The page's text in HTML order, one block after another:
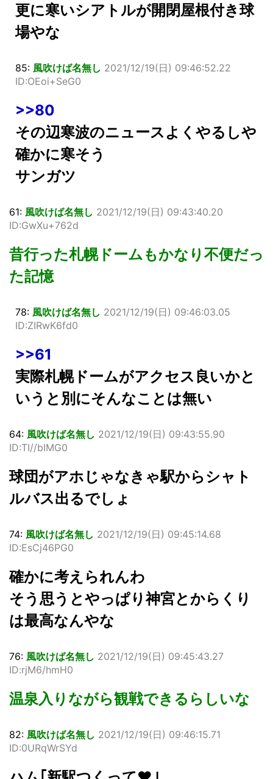
更に寒いシアトルが開閉屋根付き球
場やな
85: 風吹けば名無し 2021/12/19(日) 09:46:52.22
ID:OEoi+SeG0
>>80
その辺寒波のニュースよくやるしや
確かに寒そう
サンガツ
61: 風吹けば名無し 2021/12/19(日) 09:43:40.20
ID:GwXu+762d
昔行った札幌ドームもかなり不便だっ
た記憶
78: 風吹けば名無し 2021/12/19(日) 09:46:03.05
ID:ZIRwK6fd0
>>61
実際札幌ドームがアクセス良いかと
いうと別にそんなことは無い
64: 風吹けば名無し 2021/12/19(日) 09:43:55.90
ID:TI//bIMG0
球団がアホじゃなきゃ駅からシャト
ルバス出るでしょ
74: 風吹けば名無し 2021/12/19(日) 09:45:14.68
ID:EsCj46PG0
確かに考えられんわ
そう思うとやっぱり神宮とからくり
は最高なんやな
76: 風吹けば名無し 2021/12/19(日) 09:45:43.27
ID:rjM6/hmH0
温泉入りながら観戦できるらしいな
82: 風吹けば名無し 2021/12/19(日) 09:46:15.71
ID:0URqWrSYd